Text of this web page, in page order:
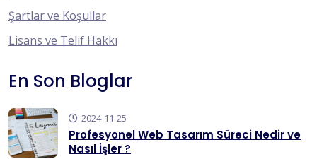
Şartlar ve Koşullar
Lisans ve Telif Hakkı
En Son Bloglar
2024-11-25
Profesyonel Web Tasarım Süreci Nedir ve
Nasıl İşler ?